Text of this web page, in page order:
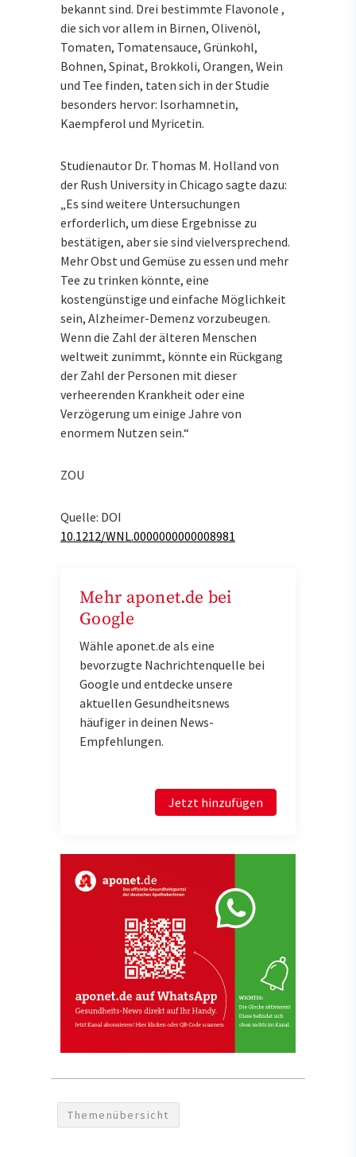
bekannt sind. Drei bestimmte Flavonole ,
die sich vor allem in Birnen, Olivenöl,
Tomaten, Tomatensauce, Grünkohl,
Bohnen, Spinat, Brokkoli, Orangen, Wein
und Tee finden, taten sich in der Studie
besonders hervor: Isorhamnetin,
Kaempferol und Myricetin.
Studienautor Dr. Thomas M. Holland von
der Rush University in Chicago sagte dazu:
„Es sind weitere Untersuchungen
erforderlich, um diese Ergebnisse zu
bestätigen, aber sie sind vielversprechend.
Mehr Obst und Gemüse zu essen und mehr
Tee zu trinken könnte, eine
kostengünstige und einfache Möglichkeit
sein, Alzheimer-Demenz vorzubeugen.
Wenn die Zahl der älteren Menschen
weltweit zunimmt, könnte ein Rückgang
der Zahl der Personen mit dieser
verheerenden Krankheit oder eine
Verzögerung um einige Jahre von
enormem Nutzen sein.“
ZOU
Quelle: DOI
10.1212/WNL.0000000000008981
Mehr aponet.de bei
Google
Wähle aponet.de als eine
bevorzugte Nachrichtenquelle bei
Google und entdecke unsere
aktuellen Gesundheitsnews
häufiger in deinen News-
Empfehlungen.
Jetzt hinzufügen
Themenübersicht